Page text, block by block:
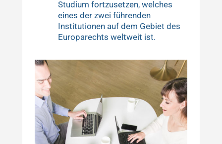
Studium fortzusetzen, welches
eines der zwei führenden
Institutionen auf dem Gebiet des
Europarechts weltweit ist.